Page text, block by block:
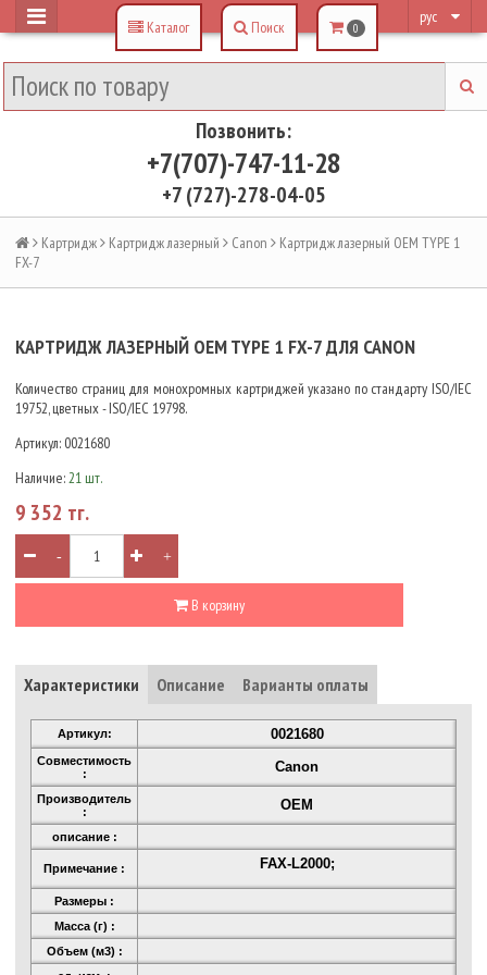
рус
Позвонить:
+7(707)-747-11-28
+7 (727)-278-04-05
Каталог Поиск 0
Картридж Картридж лазерный Canon
Картридж лазерный OEM TYPE 1
FX-7
КАРТРИДЖ ЛАЗЕРНЫЙ OEM TYPE 1 FX-7 ДЛЯ CANON
Количество страниц для монохромных картриджей указано по стандарту ISO/IEC
19752, цветных - ISO/IEC 19798.
Артикул: 0021680
Наличие: 21 шт.
9 352 тг.
- +
В корзину
Характеристики Описание Варианты оплаты
Артикул: 0021680
Совместимость
:
Canon
Производитель
:
OEM
описание :
Примечание : FAX-L2000;
Размеры :
Масса (г) :
Объем (м3) :